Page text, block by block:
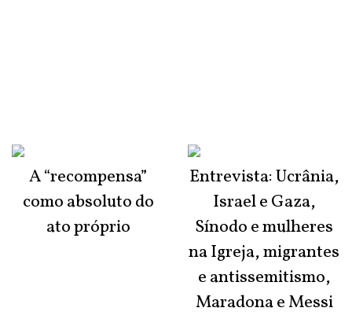
A “recompensa”
como absoluto do
ato próprio
Entrevista: Ucrânia,
Israel e Gaza,
Sínodo e mulheres
na Igreja, migrantes
e antissemitismo,
Maradona e Messi